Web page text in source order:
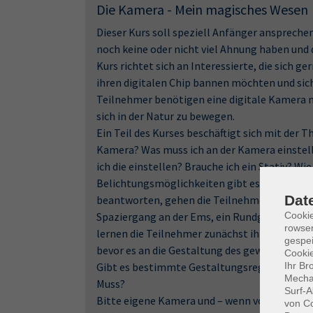
Die Kamera - Mein magisches Wesen
Dieser Kurs soll speziell Anfänger
noch keine oder nicht viel Ahnung haben
Kurs richtet sich an Interessierte, die sich
ihren digitalen Chip bannen möchten und
Teilnehmer benötigen eine digitale
sich in der Natur zu bewegen.
Ein Teil des Kurses beschäftigt sich mit der
Kamera? Was muss ich an der Kamera
ich die einstellen? Brauche ich ein Stativ?
Belichtungsmöglichkeiten gibt es und wie
beantworten, gehen die Teilnehmer neben
Spaziergang an der Ems, ein Rundgang am
lernen die Teilnehmer zunächst ihre
bevor es an die Gestaltung des
Gibt es bestimmte Gestaltungsregeln, die
Muss?
Bitte eigene Kamera und – wenn vorhanden
Ihr
Surf-
von